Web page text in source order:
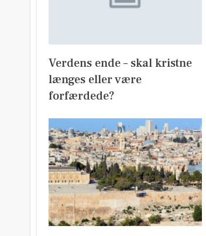
Verdens ende – skal kristne
længes eller være
forfærdede?